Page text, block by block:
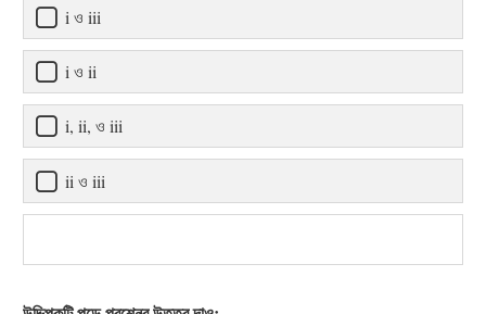
i ও iii
i ও ii
i, ii, ও iii
ii ও iii